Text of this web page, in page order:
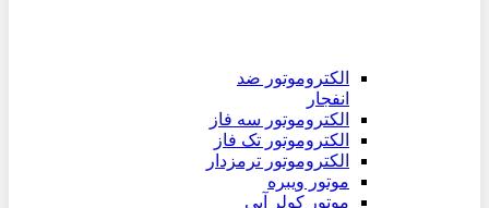
الکتروموتور ضد
انفجار
الکتروموتور سه فاز
الکتروموتور تک فاز
الکتروموتور ترمزدار
موتور ویبره
موتور کولر آبی